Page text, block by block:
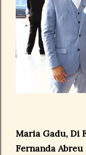
Maria Gadu, Di
Fernanda